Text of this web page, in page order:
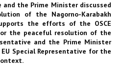
and the Prime Minister discussed
of the Nagorno-Karabakh
the efforts of the OSCE
the peaceful resolution of the
and the Prime Minister
Special Representative for the